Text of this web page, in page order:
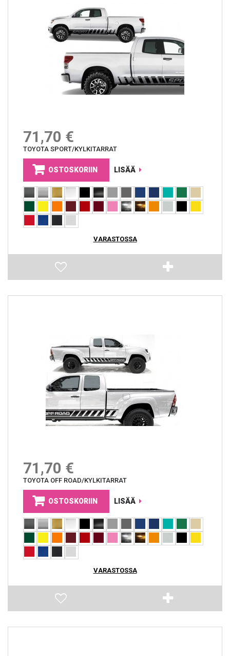
71,70 €
TOYOTA SPORT/KYLKITARRAT
OSTOSKORIIN LISÄÄ
VARASTOSSA
71,70 €
TOYOTA OFF ROAD/KYLKITARRAT
OSTOSKORIIN LISÄÄ
VARASTOSSA